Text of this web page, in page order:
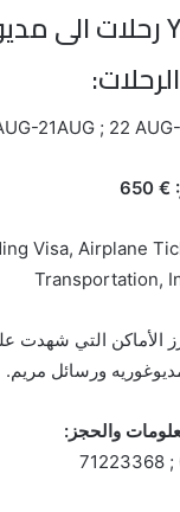
21AUG ; 22
Visa, Airplane
Transportation,
الأماكن التي شهدت
ورسائل مريم.
والحجز: